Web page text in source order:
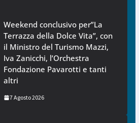
Weekend conclusivo per”La
Terrazza della Dolce Vita”, con
il Ministro del Turismo Mazzi,
Iva Zanicchi, l’Orchestra
Fondazione Pavarotti e tanti
altri
7 Agosto 2026